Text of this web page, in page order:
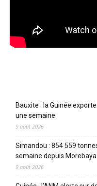
Bauxite : la Guinée
une semaine
9 août 2026
Simandou : 854 559
semaine depuis Morebaya
9 août 2026